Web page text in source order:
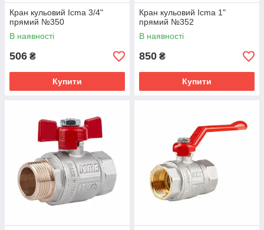
Кран кульовий Icma 3/4"
прямий №350
В наявності
506 ₴
Купити
Кран кульовий Icma 1"
прямий №352
В наявності
850 ₴
Купити